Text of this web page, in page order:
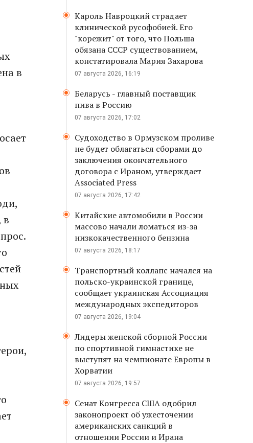
в
в
Кароль Навроцкий страдает
клинической русофобией. Его
"корежит" от того, что Польша
обязана СССР существованием,
констатировала Мария Захарова
07 августа 2026, 16:19
Беларусь - главный поставщик
пива в Россию
07 августа 2026, 17:02
Судоходство в Ормузском проливе
не будет облагаться сборами до
заключения окончательного
договора с Ираном, утверждает
Associated Press
07 августа 2026, 17:42
Китайские автомобили в России
массово начали ломаться из-за
низкокачественного бензина
07 августа 2026, 18:17
Транспортный коллапс начался на
польско-украинской границе,
сообщает украинская Ассоциация
международных экспедиторов
07 августа 2026, 19:04
Лидеры женской сборной России
по спортивной гимнастике не
выступят на чемпионате Европы в
Хорватии
07 августа 2026, 19:57
Сенат Конгресса США одобрил
законопроект об ужесточении
американских санкций в
отношении России и Ирана